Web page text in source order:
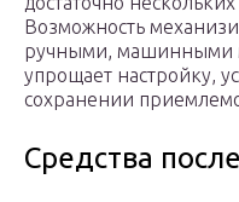
Возможность
ручными, машинными
упрощает настройку,
сохранении
Средства